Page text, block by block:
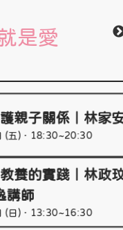
是愛
親子關係｜林家
(五)．18:30~20:30
養的實踐｜林政
講師
(日)．13:30~16:30